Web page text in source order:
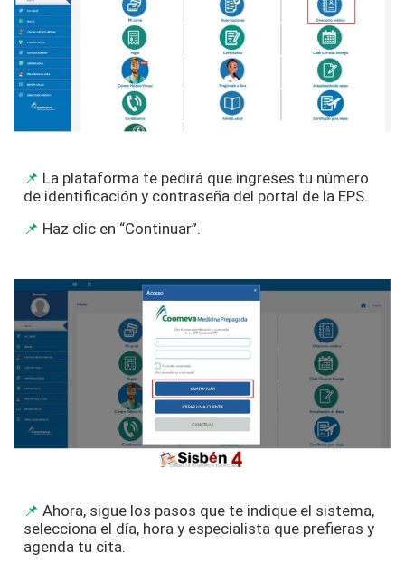
La plataforma te pedirá que ingreses tu número
de identificación y contraseña del portal de la EPS.
Haz clic en “Continuar”.
Ahora, sigue los pasos que te indique el sistema,
selecciona el día, hora y especialista que prefieras y
agenda tu cita.